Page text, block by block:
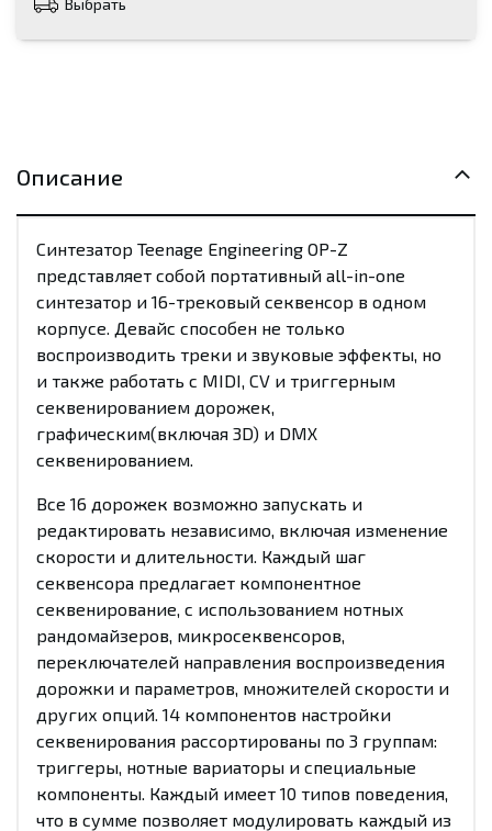
Выбрать
Описание
Синтезатор Teenage Engineering OP-Z
представляет собой портативный all-in-one
синтезатор и 16-трековый секвенсор в одном
корпусе. Девайс способен не только
воспроизводить треки и звуковые эффекты, но
и также работать с MIDI, CV и триггерным
секвенированием дорожек,
графическим(включая 3D) и DMX
секвенированием.
Все 16 дорожек возможно запускать и
редактировать независимо, включая изменение
скорости и длительности. Каждый шаг
секвенсора предлагает компонентное
секвенирование, с использованием нотных
рандомайзеров, микросеквенсоров,
переключателей направления воспроизведения
дорожки и параметров, множителей скорости и
других опций. 14 компонентов настройки
секвенирования рассортированы по 3 группам:
триггеры, нотные вариаторы и специальные
компоненты. Каждый имеет 10 типов поведения,
что в сумме позволяет модулировать каждый из